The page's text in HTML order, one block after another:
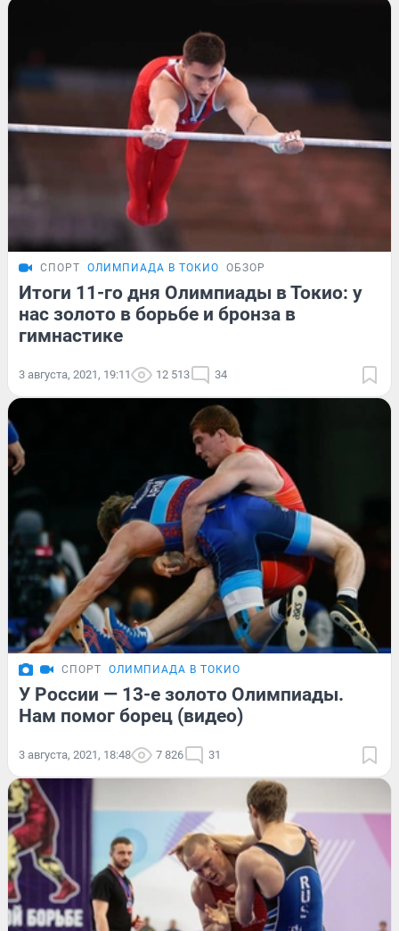
СПОРТ ОЛИМПИАДА В ТОКИО ОБЗОР
Итоги 11-го дня Олимпиады в Токио: у
нас золото в борьбе и бронза в
гимнастике
3 августа, 2021, 19:11 12 513 34
СПОРТ ОЛИМПИАДА В ТОКИО
У России — 13-е золото Олимпиады.
Нам помог борец (видео)
3 августа, 2021, 18:48 7 826 31